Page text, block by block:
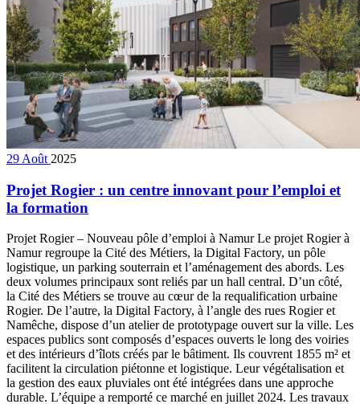
29 Août 2025
Projet Rogier : un centre innovant pour l’emploi et
la formation
Projet Rogier – Nouveau pôle d’emploi à Namur Le projet Rogier à
Namur regroupe la Cité des Métiers, la Digital Factory, un pôle
logistique, un parking souterrain et l’aménagement des abords. Les
deux volumes principaux sont reliés par un hall central. D’un côté,
la Cité des Métiers se trouve au cœur de la requalification urbaine
Rogier. De l’autre, la Digital Factory, à l’angle des rues Rogier et
Namêche, dispose d’un atelier de prototypage ouvert sur la ville. Les
espaces publics sont composés d’espaces ouverts le long des voiries
et des intérieurs d’îlots créés par le bâtiment. Ils couvrent 1855 m² et
facilitent la circulation piétonne et logistique. Leur végétalisation et
la gestion des eaux pluviales ont été intégrées dans une approche
durable. L’équipe a remporté ce marché en juillet 2024. Les travaux